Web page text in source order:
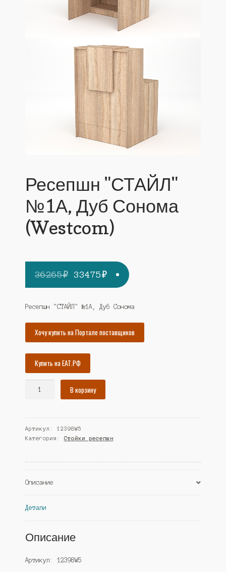
Ресепшн "СТАЙЛ"
№1А, Дуб Сонома
(Westcom)
36265₽ Первоначальная
цена
составляла
36265₽.
33475₽Текущая
цена:
33475₽.
Ресепшн "СТАЙЛ" №1А, Дуб Сонома
Хочу купить на Портале поставщиков
Купить на ЕАТ.РФ
№1А,
Дуб
(Westcom)
В корзину
Артикул:12398W5
Категория: Стойки ресепшн
Описание
Детали
Описание
Артикул: 12398W5